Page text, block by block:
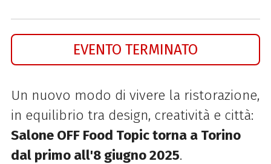
EVENTO TERMINATO
Un nuovo modo di vivere la ristorazione,
in equilibrio tra design, creatività e città:
Salone OFF Food Topic torna a Torino
dal primo all'8 giugno 2025.